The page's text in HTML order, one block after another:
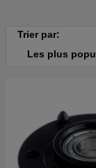
Trier par:
Les plus